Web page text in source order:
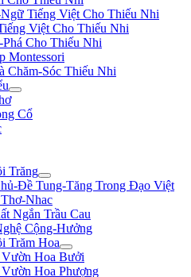
Tiếng Việt Cho Thiếu Nhi
Việt Cho Thiếu Nhi
Cho Thiếu Nhi
Montessori
Chăm-Sóc Thiếu Nhi
Cổ
Trăng
Đề Tung-Tăng Trong Đạo Việt
Nhac
Ngắn Trầu Cau
Cộng-Hưởng
Trăm Hoa
Vườn Hoa Bưởi
Hoa Phượng